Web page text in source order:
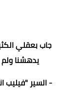
جاب بعقلي
يدهشنا ولم